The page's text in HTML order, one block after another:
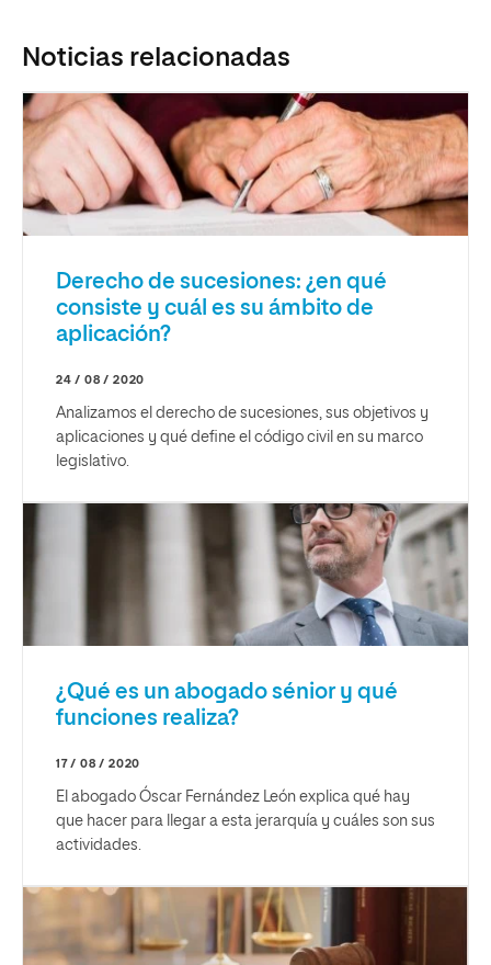
Noticias relacionadas
Derecho de sucesiones: ¿en qué
consiste y cuál es su ámbito de
aplicación?
24 / 08 / 2020
Analizamos el derecho de sucesiones, sus objetivos y
aplicaciones y qué define el código civil en su marco
legislativo.
¿Qué es un abogado sénior y qué
funciones realiza?
17 / 08 / 2020
El abogado Óscar Fernández León explica qué hay
que hacer para llegar a esta jerarquía y cuáles son sus
actividades.